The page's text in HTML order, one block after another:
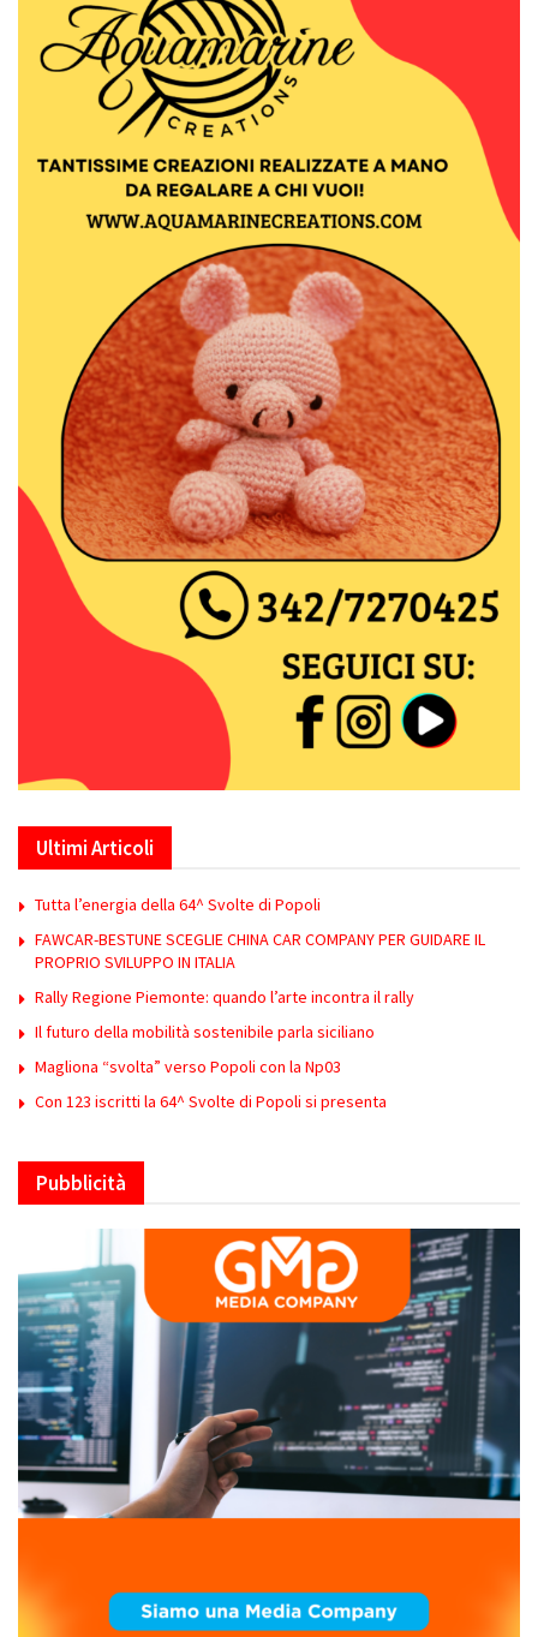
Ultimi Articoli
Tutta l’energia della 64^ Svolte di Popoli
FAWCAR-BESTUNE SCEGLIE CHINA CAR COMPANY PER GUIDARE IL
PROPRIO SVILUPPO IN ITALIA
Rally Regione Piemonte: quando l’arte incontra il rally
Il futuro della mobilità sostenibile parla siciliano
Magliona “svolta” verso Popoli con la Np03
Con 123 iscritti la 64^ Svolte di Popoli si presenta
Pubblicità